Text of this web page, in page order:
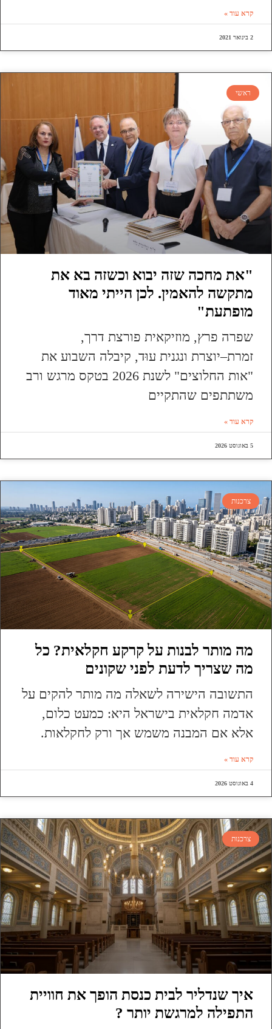
קרא עוד »
2 בינואר 2021
ראשי
"את מחכה שזה יבוא וכשזה בא את
מתקשה להאמין. לכן הייתי מאוד
מופתעת"
שפרה פרץ, מוזיקאית פורצת דרך,
זמרת–יוצרת ונגנית עוּד, קיבלה השבוע את
"אות החלוצים" לשנת 2026 בטקס מרגש ורב
משתתפים שהתקיים
קרא עוד »
5 באוגוסט 2026
צרכנות
מה מותר לבנות על קרקע חקלאית? כל
מה שצריך לדעת לפני שקונים
התשובה הישירה לשאלה מה מותר להקים על
אדמה חקלאית בישראל היא: כמעט כלום,
אלא אם המבנה משמש אך ורק לחקלאות.
קרא עוד »
4 באוגוסט 2026
צרכנות
איך שנדליר לבית כנסת הופך את חוויית
התפילה למרגשת יותר ?